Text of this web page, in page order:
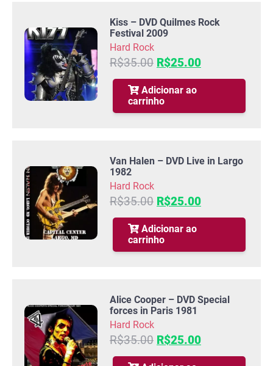
Kiss – DVD Quilmes Rock
Festival 2009
Hard Rock
R$35.00 O
preço
original
era:
R$35.00.
R$25.00O
preço
R$25.00.
Adicionar ao
carrinho
Van Halen – DVD Live in Largo
1982
Hard Rock
R$35.00 O
preço
original
era:
R$35.00.
R$25.00O
preço
R$25.00.
Adicionar ao
carrinho
Alice Cooper – DVD Special
forces in Paris 1981
Hard Rock
R$35.00 O
preço
R$25.00O
preço